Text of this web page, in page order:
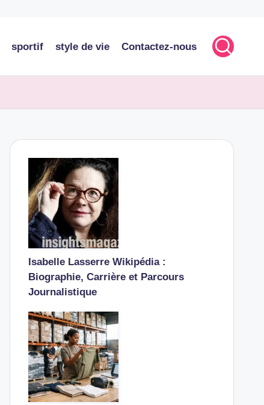
sportif style de vie Contactez-nous
Isabelle Lasserre Wikipédia :
Biographie, Carrière et Parcours
Journalistique